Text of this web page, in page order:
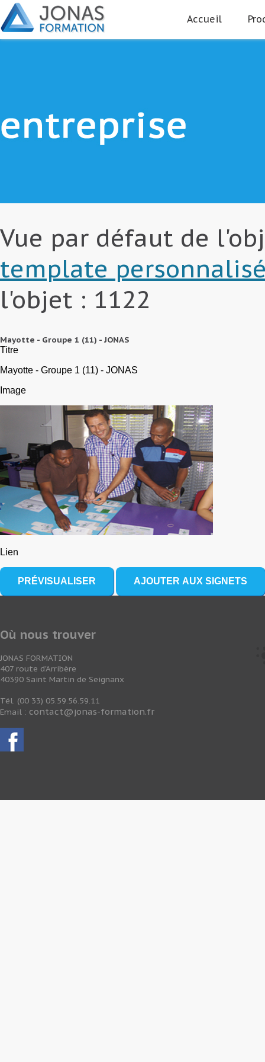
Accueil
Vue par défaut de
template
l'objet : 1122
Mayotte - Groupe 1 (11) - JONAS
Titre
Mayotte - Groupe 1 (11) - JONAS
Image
Lien
Où nous trouver
JONAS FORMATION
407 route d'Arribère
40390 Saint Martin de Seignanx
Tél. (00 33) 05.59.56.59.11
Email : contact@jonas-formation.fr